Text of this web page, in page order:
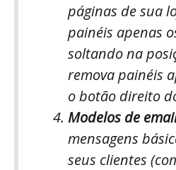
páginas de sua
painéis apenas
soltando na
remova painéis
o botão direito
Modelos de
mensagens
seus clientes